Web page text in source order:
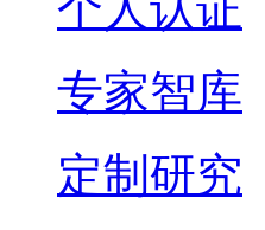
专家智库
定制研究